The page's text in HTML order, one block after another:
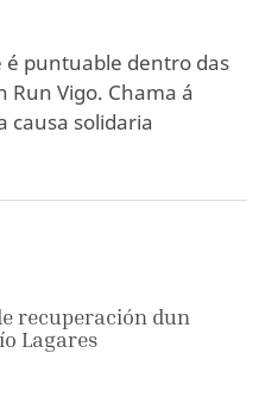
é puntuable dentro das
Run Vigo. Chama á
causa solidaria
recuperación dun
Lagares